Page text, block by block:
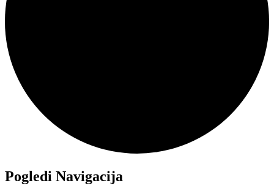
Dogodki
Pogledi Navigacija